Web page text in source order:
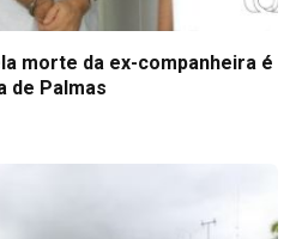
morte da ex-companheira é
de Palmas